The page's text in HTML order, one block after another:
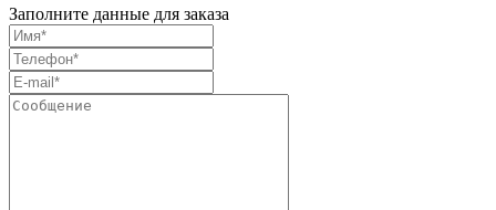
Заполните данные для заказа